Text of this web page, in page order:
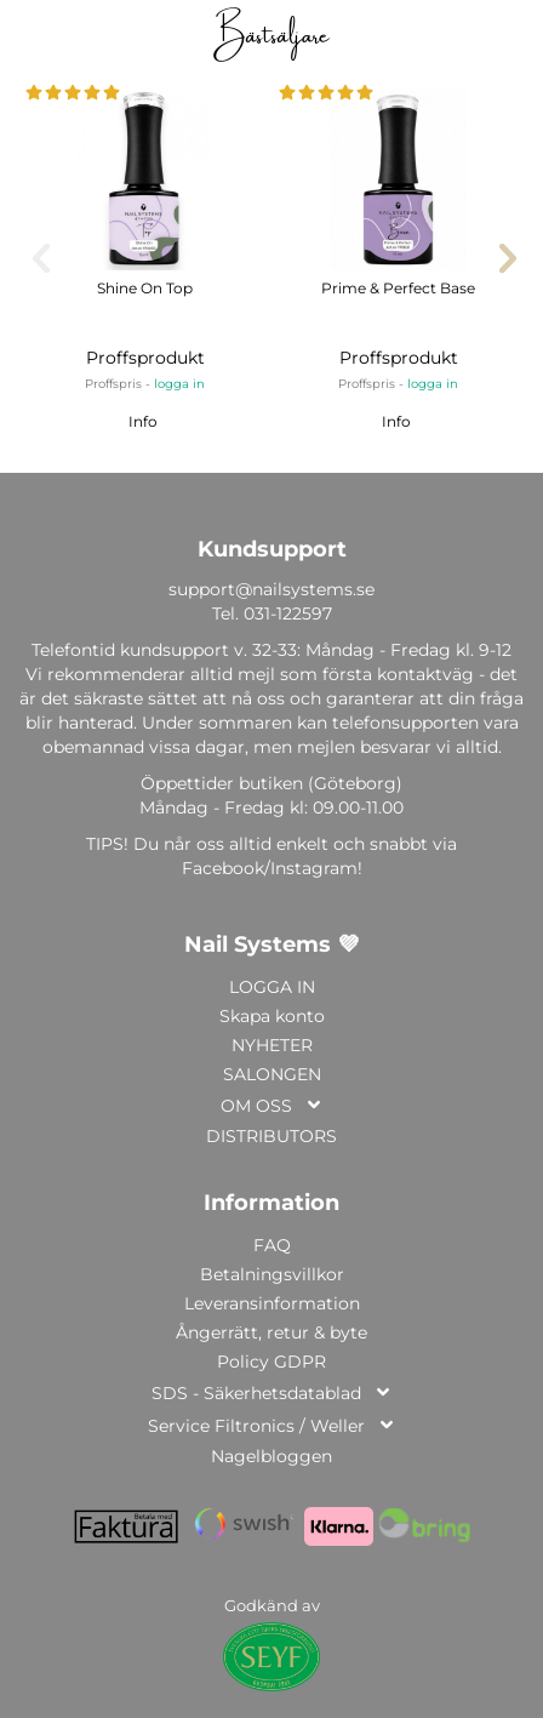
Bästsäljare
Shine On Top
Proffsprodukt
Proffspris - logga in
Info
Prime & Perfect Base
Proffsprodukt
Proffspris - logga in
Info
Kundsupport
support@nailsystems.se
Tel. 031-122597
Telefontid kundsupport v. 32-33: Måndag - Fredag kl. 9-12
Vi rekommenderar alltid mejl som första kontaktväg - det
är det säkraste sättet att nå oss och garanterar att din fråga
blir hanterad. Under sommaren kan telefonsupporten vara
obemannad vissa dagar, men mejlen besvarar vi alltid.
Öppettider butiken (Göteborg)
Måndag - Fredag kl: 09.00-11.00
TIPS! Du når oss alltid enkelt och snabbt via
Facebook/Instagram!
Nail Systems 💜
LOGGA IN
Skapa konto
NYHETER
SALONGEN
OM OSS
DISTRIBUTORS
Information
FAQ
Betalningsvillkor
Leveransinformation
Ångerrätt, retur & byte
Policy GDPR
SDS - Säkerhetsdatablad
Service Filtronics / Weller
Nagelbloggen
Godkänd av